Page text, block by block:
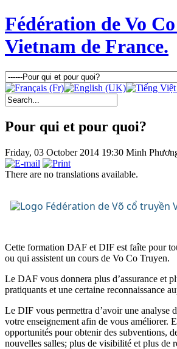
Fédération de Vo
Vietnam de France.
Pour qui et pour quoi?
Friday, 03 October 2014 19:30 Minh
There are no translations available.
Cette formation DAF et DIF est faîte pour
ou qui assistent un cours de Vo Co Truyen.
Le DAF vous donnera plus d’assurance et
pratiquants et une certaine reconnaissance
Le DIF vous permettra d’avoir une analyse
votre enseignement afin de vous améliorer.
opportunités pour obtenir des subventions,
nouvelles salles; plus de visibilité et plus de